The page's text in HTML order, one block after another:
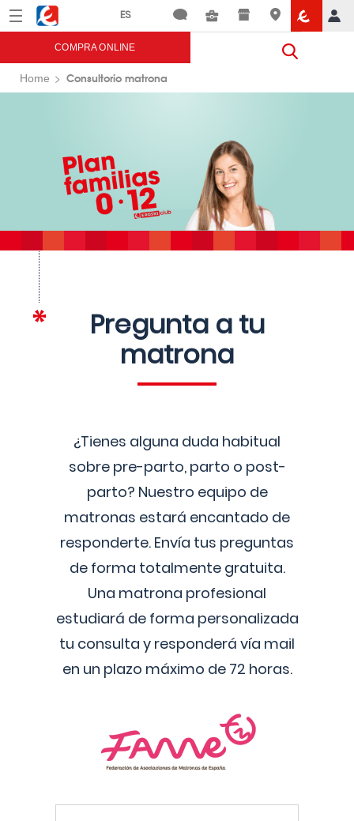
Menú Eroski
COMPRA ONLINE
Home Consultorio matrona
Pregunta a tu
matrona
¿Tienes alguna duda habitual
sobre pre-parto, parto o post-
parto? Nuestro equipo de
matronas estará encantado de
responderte. Envía tus preguntas
de forma totalmente gratuita.
Una matrona profesional
estudiará de forma personalizada
tu consulta y responderá vía mail
en un plazo máximo de 72 horas.